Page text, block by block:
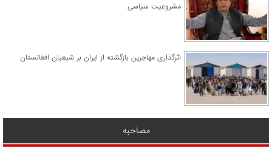
مشروعیت سیاسی
اثرگذاری مهاجرین بازگشته از ایران بر شیعیان افغانستان
مصاحبه